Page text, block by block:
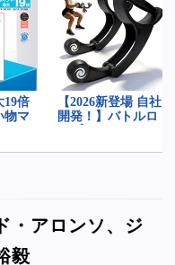
・アロンソ、ジ
毅